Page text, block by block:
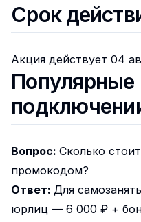
Срок
Акция действует 04
Популярные
Вопрос: Сколько
промокодом?
Ответ: Для
юрлиц — 6 000 ₽ +